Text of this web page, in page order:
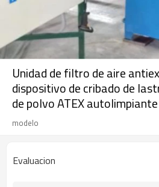
Unidad de filtro de aire
dispositivo de cribado de
de polvo ATEX autolimpiante
modelo
Evaluacion